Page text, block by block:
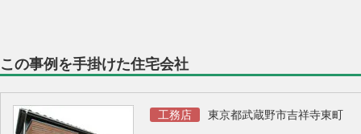
この事例を手掛けた住宅会社
工務店 東京都武蔵野市吉祥寺東町